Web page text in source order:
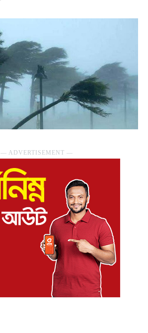
― ADVERTISEMENT ―